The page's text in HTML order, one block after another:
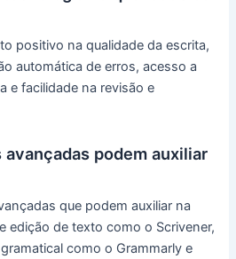
positivo na qualidade da escrita,
automática de erros, acesso a
e facilidade na revisão e
podem auxiliar
que podem auxiliar na
edição de texto como o Scrivener,
como o Grammarly e